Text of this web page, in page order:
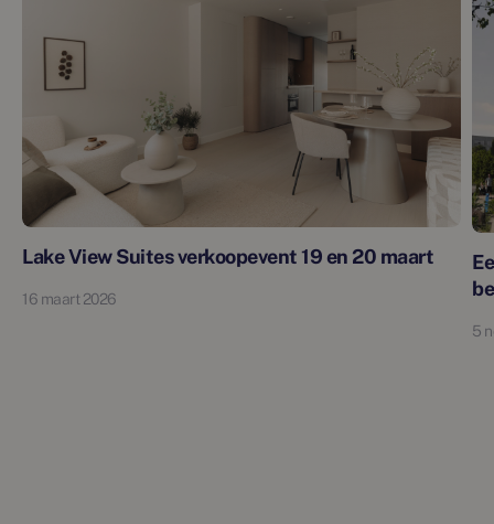
Lake View Suites verkoopevent 19 en 20 maart
16 maart 2026
5